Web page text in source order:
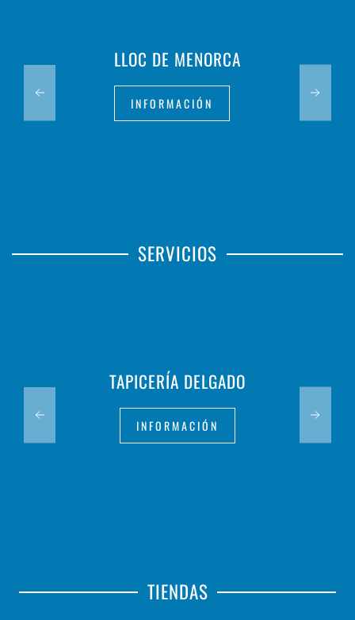
LLOC DE MENORCA
INFORMACIÓN
SERVICIOS
TAPICERÍA DELGADO
INFORMACIÓN
TIENDAS